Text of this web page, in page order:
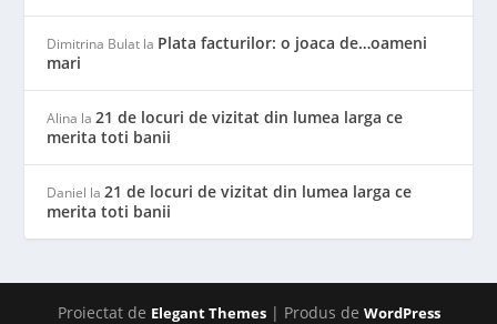
Dimitrina Bulat la Plata facturilor: o joaca de…oameni
mari
Alina la21 de locuri de vizitat din lumea larga ce
merita toti banii
Daniel la21 de locuri de vizitat din lumea larga ce
merita toti banii
Proiectat de Elegant Themes| Produs de WordPress